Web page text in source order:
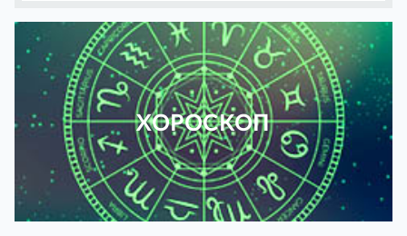
ХОРОСКОП